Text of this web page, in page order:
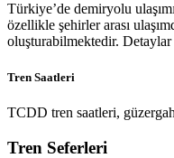
Türkiye’de demiryolu
özellikle şehirler arası
oluşturabilmektedir.
Tren Saatleri
TCDD tren saatleri,
Tren Seferleri